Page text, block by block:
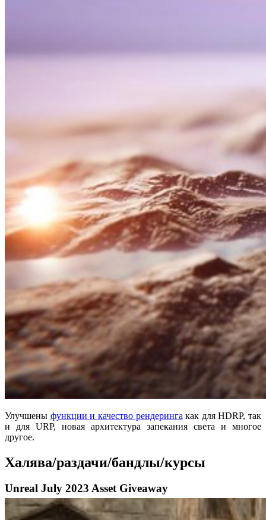
Улучшены функции и качество рендеринга как для HDRP, так
и для URP, новая архитектура запекания света и многое
другое.
Халява/раздачи/бандлы/курсы
Unreal July 2023 Asset Giveaway